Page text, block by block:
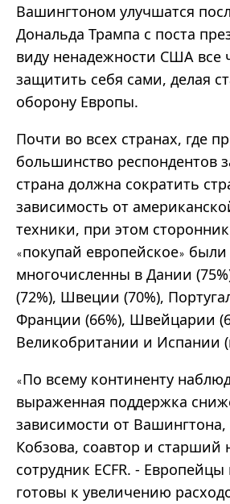
Вашингтоном улучшатся
Дональда Трампа с поста
виду ненадежности США все
защитить себя сами, делая
оборону Европы.
Почти во всех странах, где
большинство респондентов
страна должна сократить
зависимость от
техники, при этом
«покупай европейское» были
многочисленны в Дании
(72%), Швеции (70%),
Франции (66%), Швейцарии
Великобритании и Испании
«По всему континенту
выраженная поддержка
зависимости от Вашингтона,
Кобзова, соавтор и старший
сотрудник ECFR. -
готовы к увеличению